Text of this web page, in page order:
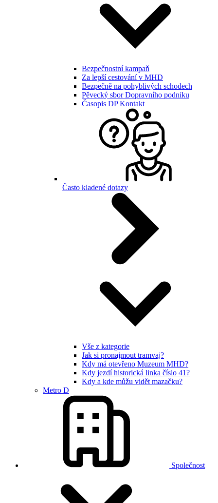
Bezpečnostní kampaň
Za lepší cestování v MHD
Bezpečně na pohyblivých schodech
Pěvecký sbor Dopravního podniku
Časopis DP Kontakt
Často kladené dotazy
Vše z kategorie
Jak si pronajmout tramvaj?
Kdy má otevřeno Muzeum MHD?
Kdy jezdí historická linka číslo 41?
Kdy a kde můžu vidět mazačku?
Metro D
Společnost